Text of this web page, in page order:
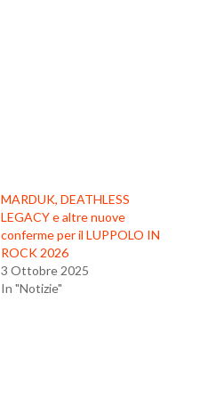
MARDUK, DEATHLESS
LEGACY e altre nuove
conferme per il LUPPOLO IN
ROCK 2026
3 Ottobre 2025
In "Notizie"